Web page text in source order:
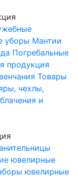
уборы Мантии
Погребальные
продукция
Товары
чехлы,
и
ювелирные
ювелирные